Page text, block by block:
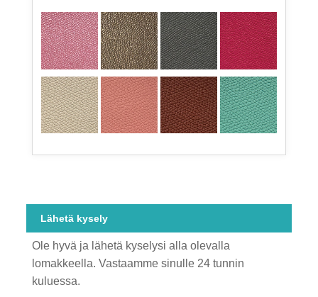
Lähetä kysely
Ole hyvä ja lähetä kyselysi alla olevalla
lomakkeella. Vastaamme sinulle 24 tunnin
kuluessa.